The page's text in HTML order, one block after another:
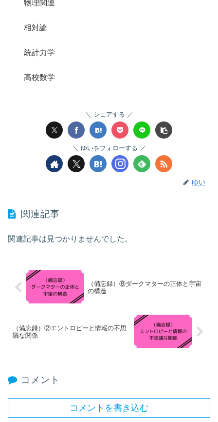
物理関連
相対論
統計力学
高校数学
シェアする
ゆいをフォローする
ゆい
関連記事
関連記事は見つかりませんでした。
（備忘録）⑧ダークマターの正体と宇宙
の構造
（備忘録）②エントロピーと情報の不思
議な関係
コメント
コメントを書き込む